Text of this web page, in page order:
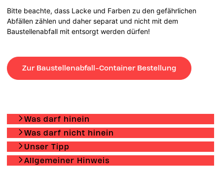
Bitte beachte, dass Lacke und Farben zu den gefährlichen
Abfällen zählen und daher separat und nicht mit dem
Baustellenabfall mit entsorgt werden dürfen!
Zur Baustellenabfall-Container Bestellung
Was darf hinein
Was darf nicht hinein
Unser Tipp
Allgemeiner Hinweis